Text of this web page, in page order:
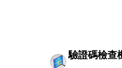
驗證碼檢查